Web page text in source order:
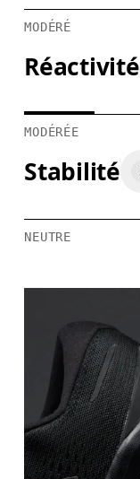
MODÉRÉ
Réactivité
MODÉRÉE
Stabilité
NEUTRE